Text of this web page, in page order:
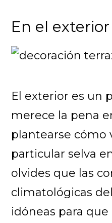
En el exterior
El exterior es un
merece la pena
plantearse cómo
particular selva
olvides que las
climatológicas
idóneas para que